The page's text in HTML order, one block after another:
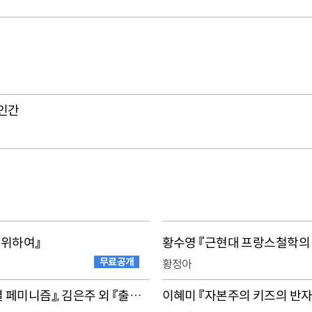
간
하여』
무료공개
황수영 『근현대 프랑스철학의
황정아
프루던스 체임벌린 『제4물결 페미니즘』, 김은주 외 『출렁이는 시간[들]』 이혜미 『자본주의 키즈의 반